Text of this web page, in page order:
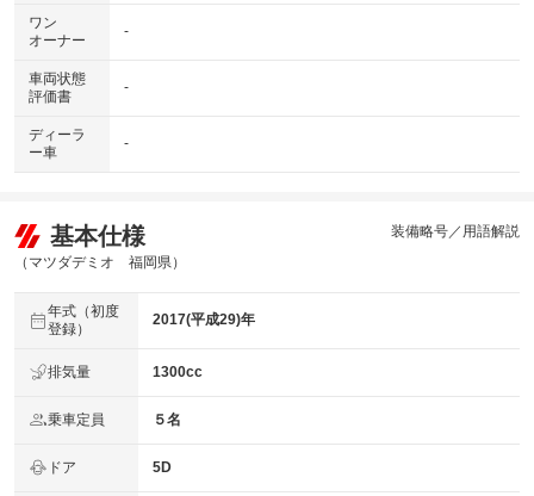
ワン
オーナー
-
車両状態
評価書
-
ディーラ
ー車
-
基本仕様
（マツダデミオ 福岡県）
装備略号／用語解説
年式（初度
登録）
2017(平成29)年
排気量 1300cc
乗車定員 ５名
ドア 5D